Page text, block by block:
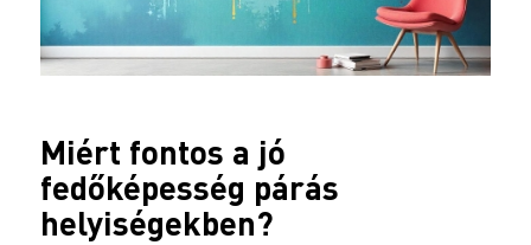
Miért fontos a jó
fedőképesség párás
helyiségekben?